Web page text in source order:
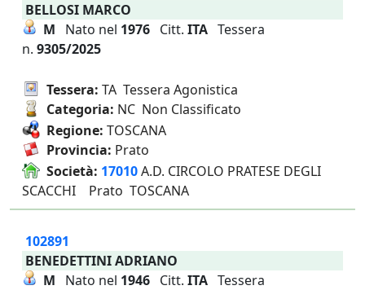
BELLOSI MARCO
M Nato nel 1976 Citt. ITA Tessera
n. 9305/2025
Tessera: TA Tessera Agonistica
Categoria: NC Non Classificato
Regione: TOSCANA
Provincia: Prato
Società: 17010A.D. CIRCOLO PRATESE DEGLI
SCACCHI Prato TOSCANA
102891
BENEDETTINI ADRIANO
M Nato nel 1946 Citt. ITA Tessera